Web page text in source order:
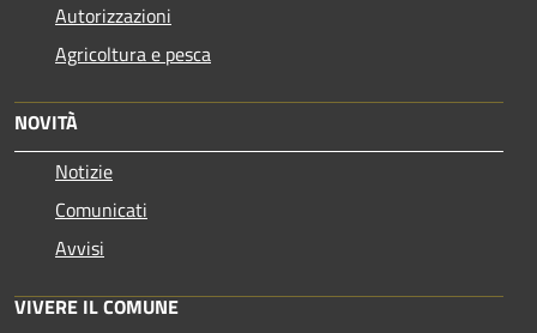
Autorizzazioni
Agricoltura e pesca
NOVITÀ
Notizie
Comunicati
Avvisi
VIVERE IL COMUNE